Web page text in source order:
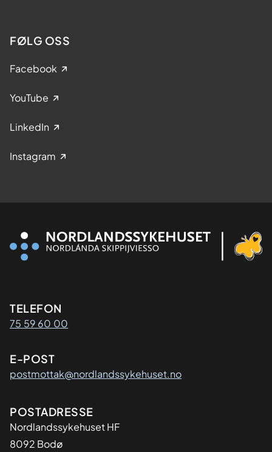
FØLG OSS
Facebook
YouTube
LinkedIn
Instagram
Kontaktinformasjon
TELEFON
75 59 60 00
E-POST
postmottak@nordlandssykehuset.no
Adresse
POSTADRESSE
Nordlandssykehuset HF
8092 Bodø